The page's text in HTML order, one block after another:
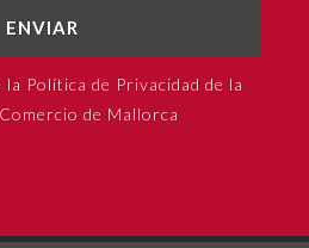
ENVIAR
la Política de Privacidad de la
de Mallorca